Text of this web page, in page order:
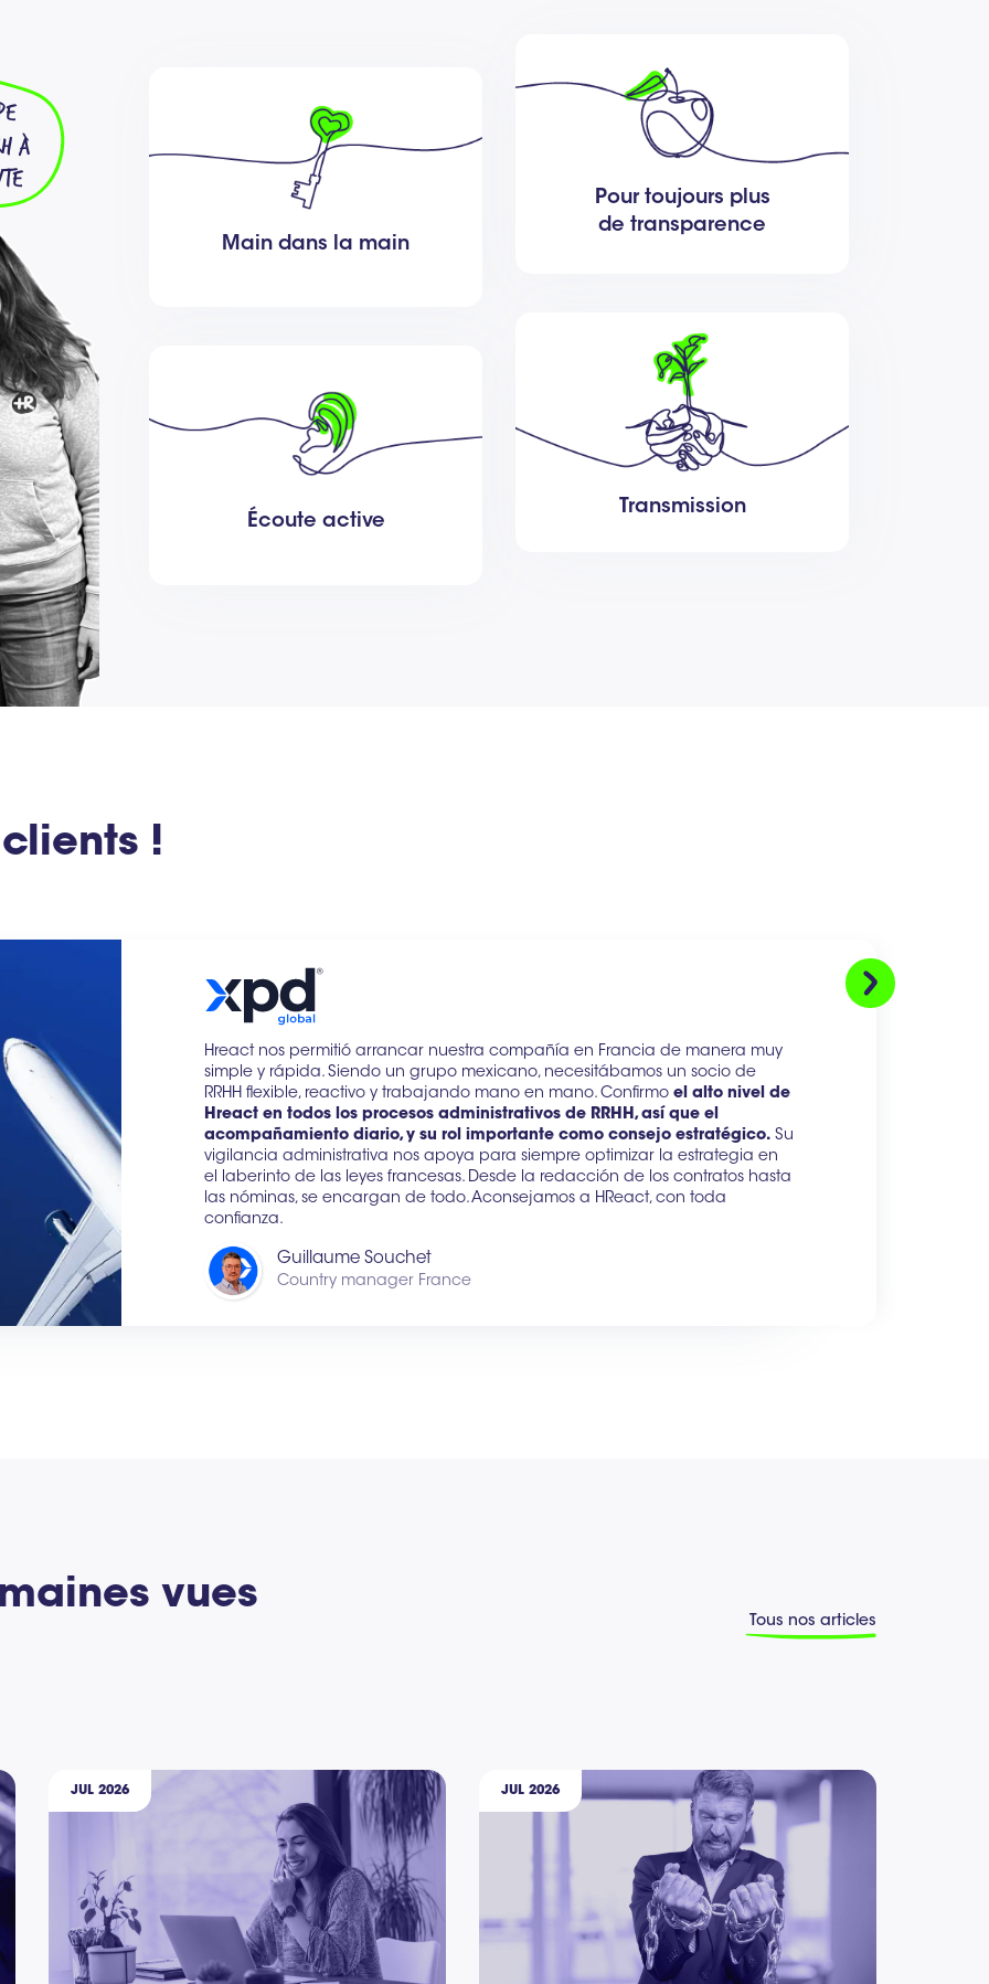
à
Main dans la main
Écoute active
Pour toujours plus
de transparence
Transmission
!
Hreact nos permitió arrancar nuestra compañía en Francia de manera muy
simple y rápida. Siendo un grupo mexicano, necesitábamos un socio de
RRHH flexible, reactivo y trabajando mano en mano. Confirmo el alto nivel de
Hreact en todos los procesos administrativos de RRHH, así que el
acompañamiento diario, y su rol importante como consejo estratégico. Su
vigilancia administrativa nos apoya para siempre optimizar la estrategia en
el laberinto de las leyes francesas. Desde la redacción de los contratos hasta
las nóminas, se encargan de todo. Aconsejamos a HReact, con toda
confianza.
Guillaume Souchet
Country manager France
vues
Tous nos articles
JUL 2026 JUL 2026